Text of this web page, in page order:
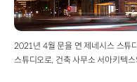
2021년 4월 문을 연 제네시스 스튜
스튜디오로, 건축 사무소 서아키텍